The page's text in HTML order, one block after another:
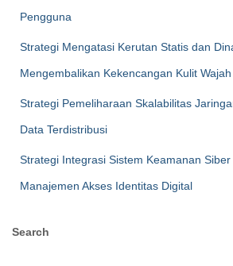
Pengguna
Strategi Mengatasi Kerutan Statis dan
Mengembalikan Kekencangan Kulit Wajah
Strategi Pemeliharaan Skalabilitas
Data Terdistribusi
Strategi Integrasi Sistem Keamanan
Manajemen Akses Identitas Digital
Search